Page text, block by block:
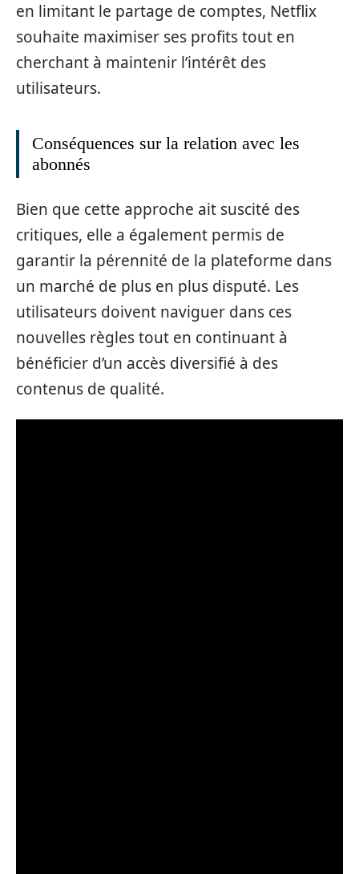
en limitant le partage de comptes, Netflix
souhaite maximiser ses profits tout en
cherchant à maintenir l’intérêt des
utilisateurs.
Conséquences sur la relation avec les
abonnés
Bien que cette approche ait suscité des
critiques, elle a également permis de
garantir la pérennité de la plateforme dans
un marché de plus en plus disputé. Les
utilisateurs doivent naviguer dans ces
nouvelles règles tout en continuant à
bénéficier d’un accès diversifié à des
contenus de qualité.